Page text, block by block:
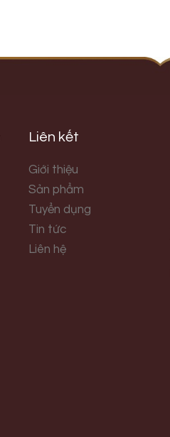
Liên kết
Giới thiệu
Sản phẩm
Tuyển dụng
Tin tức
Liên hệ